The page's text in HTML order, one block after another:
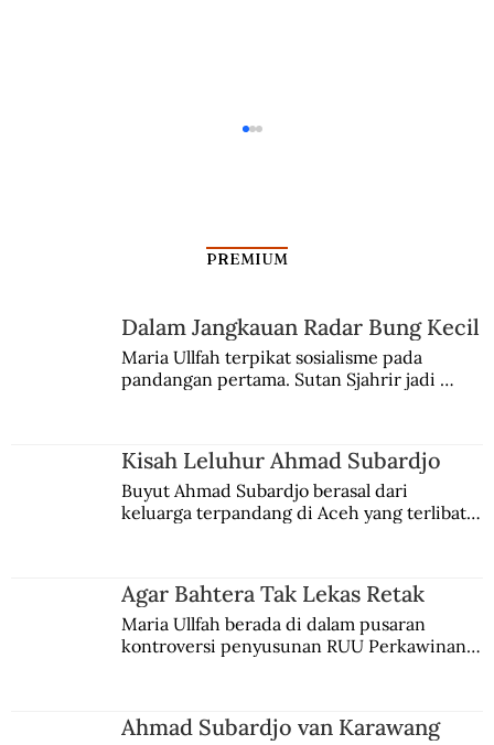
Klenteng Hok Lay Kiong, Buah
PREMIUM
Dalam Jangkauan Radar Bung Kecil
Maria Ullfah terpikat sosialisme pada
pandangan pertama. Sutan Sjahrir jadi
Kisah Leluhur Ahmad Subardjo
Buyut Ahmad Subardjo berasal dari
keluarga terpandang di Aceh yang terlibat
Agar Bahtera Tak Lekas Retak
Maria Ullfah berada di dalam pusaran
kontroversi penyusunan RUU Perkawinan.
Ahmad Subardjo van Karawang